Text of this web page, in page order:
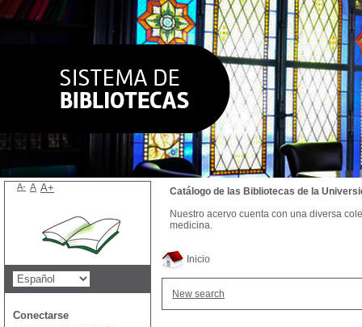
Inicio
New search
Catálogo de las Bibliotecas de la
Nuestro acervo cuenta con una diversa
medicina.
A- A A+
Conectarse